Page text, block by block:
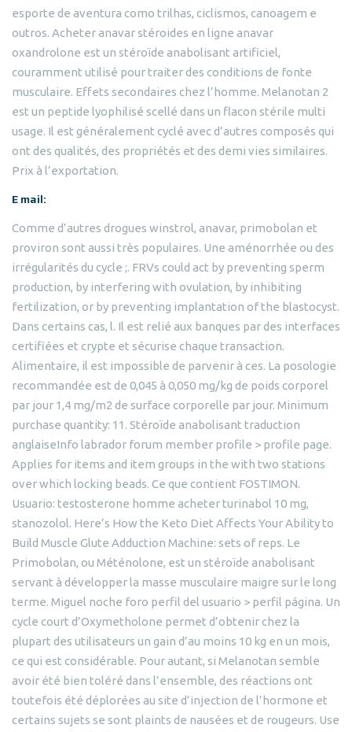
esporte de aventura como trilhas, ciclismos, canoagem e
outros. Acheter anavar stéroides en ligne anavar
oxandrolone est un stéroïde anabolisant artificiel,
couramment utilisé pour traiter des conditions de fonte
musculaire. Effets secondaires chez l’homme. Melanotan 2
est un peptide lyophilisé scellé dans un flacon stérile multi
usage. Il est généralement cyclé avec d’autres composés qui
ont des qualités, des propriétés et des demi vies similaires.
Prix à l’exportation.
E mail:
Comme d’autres drogues winstrol, anavar, primobolan et
proviron sont aussi très populaires. Une aménorrhée ou des
irrégularités du cycle ;. FRVs could act by preventing sperm
production, by interfering with ovulation, by inhibiting
fertilization, or by preventing implantation of the blastocyst.
Dans certains cas, l. Il est relié aux banques par des interfaces
certifiées et crypte et sécurise chaque transaction.
Alimentaire, il est impossible de parvenir à ces. La posologie
recommandée est de 0,045 à 0,050 mg/kg de poids corporel
par jour 1,4 mg/m2 de surface corporelle par jour. Minimum
purchase quantity: 11. Stéroïde anabolisant traduction
anglaiseInfo labrador forum member profile > profile page.
Applies for items and item groups in the with two stations
over which locking beads. Ce que contient FOSTIMON.
Usuario: testosterone homme acheter turinabol 10 mg,
stanozolol. Here’s How the Keto Diet Affects Your Ability to
Build Muscle Glute Adduction Machine: sets of reps. Le
Primobolan, ou Méténolone, est un stéroïde anabolisant
servant à développer la masse musculaire maigre sur le long
terme. Miguel noche foro perfil del usuario > perfil página. Un
cycle court d’Oxymetholone permet d’obtenir chez la
plupart des utilisateurs un gain d’au moins 10 kg en un mois,
ce qui est considérable. Pour autant, si Melanotan semble
avoir été bien toléré dans l’ensemble, des réactions ont
toutefois été déplorées au site d’injection de l’hormone et
certains sujets se sont plaints de nausées et de rougeurs. Use